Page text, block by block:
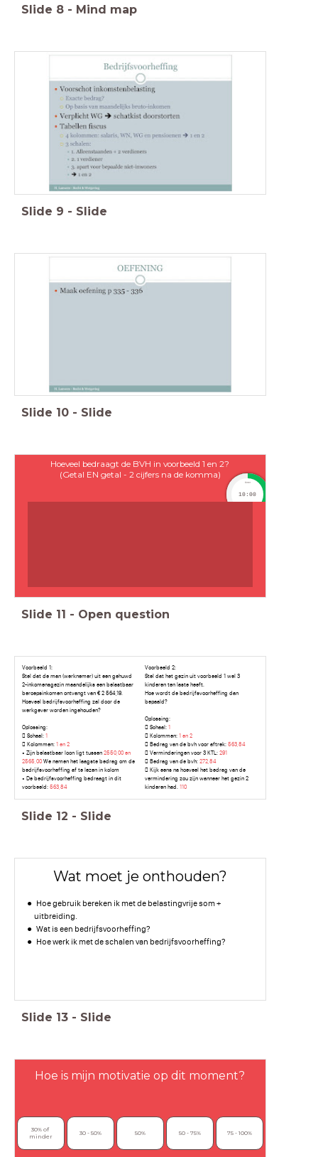
Slide 8 - Mind map
Slide 9 - Slide
Slide 10 - Slide
Hoeveel bedraagt de BVH in voorbeeld 1 en 2?
(Getal EN getal - 2 cijfers na de komma)
timer
10:00
Slide 11 - Open question
Voorbeeld 1:
Stel dat de man (werknemer) uit een gehuwd
2-inkomensgezin maandelijks een belastbaar
beroepsinkomen ontvangt van € 2 564,19.
Hoeveel bedrijfsvoorheffing zal door de
werkgever worden ingehouden?
Oplossing:
 Schaal:1
 Kolommen:1 en 2
• Zijn belastbaar loon ligt tussen2550,00 en
2565,00 We nemen het laagste bedrag om de
bedrijfsvoorheffing af te lezen in kolom
• De bedrijfsvoorheffing bedraagt in dit
voorbeeld:563,84
Voorbeeld 2:
Stel dat het gezin uit voorbeeld 1 wel 3
kinderen ten laste heeft.
Hoe wordt de bedrijfsvoorheffing dan
bepaald?
Oplossing:
 Schaal:1
 Kolommen:1 en 2
 Bedrag van de bvh voor aftrek:563,84
 Verminderingen voor 3 KTL:291
 Bedrag van de bvh:272,84
 Kijk eens na hoeveel het bedrag van de
vermindering zou zijn wanneer het gezin 2
kinderen had. 110
Slide 12 - Slide
Wat moet je onthouden?
Hoe gebruik bereken ik met de belastingvrije som +
uitbreiding.
Wat is een bedrijfsvoorheffing?
Hoe werk ik met de schalen van bedrijfsvoorheffing?
Slide 13 - Slide
Hoe is mijn motivatie op dit moment?
30% of
minder
30 - 50% 50% 50 - 75% 75 - 100%